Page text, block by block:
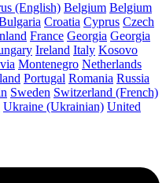
(English) Belgium Belgium
Croatia Cyprus Czech
France Georgia Georgia
Ireland Italy Kosovo
Montenegro Netherlands
Portugal Romania Russia
Sweden Switzerland (French)
Ukraine (Ukrainian) United